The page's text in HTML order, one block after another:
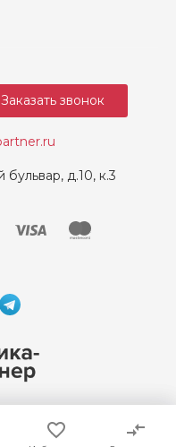
д.10, к.3
Заказать звонок
7715962922, Все права